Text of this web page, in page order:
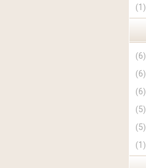
(
1
)
(
6
)
(
6
)
(
6
)
(
5
)
(
5
)
(
1
)